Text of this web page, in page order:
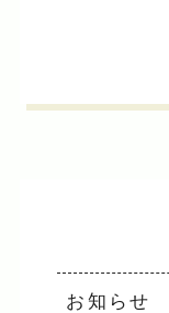
お知らせ